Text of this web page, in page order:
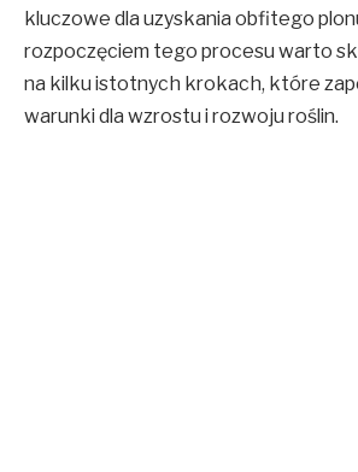
kluczowe dla uzyskania obfitego
rozpoczęciem tego procesu warto
na kilku istotnych krokach, które
warunki dla wzrostu i rozwoju roślin.